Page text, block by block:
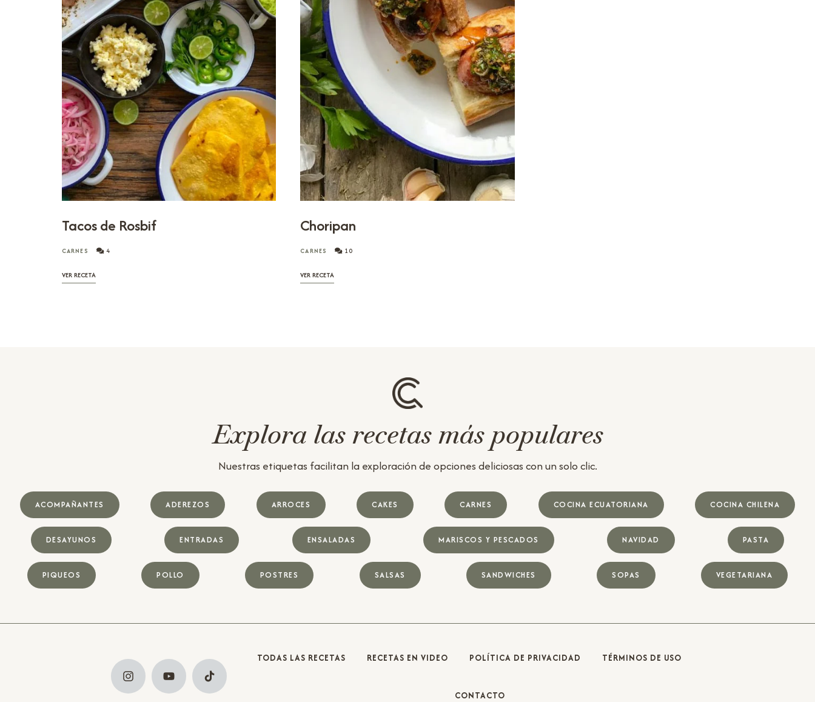
Tacos de Rosbif
CARNES 4
VER RECETA
Choripan
CARNES 10
VER RECETA
Explora las recetas más populares
Nuestras etiquetas facilitan la exploración de opciones deliciosas con un solo clic.
ACOMPAÑANTES ADEREZOS ARROCES CAKES CARNES COCINA ECUATORIANA COCINA CHILENA
DESAYUNOS ENTRADAS ENSALADAS MARISCOS Y PESCADOS NAVIDAD PASTA
PIQUEOS POLLO POSTRES SALSAS SANDWICHES SOPAS VEGETARIANA
TODAS LAS RECETAS RECETAS EN VIDEO POLÍTICA DE PRIVACIDAD TÉRMINOS DE USO
CONTACTO